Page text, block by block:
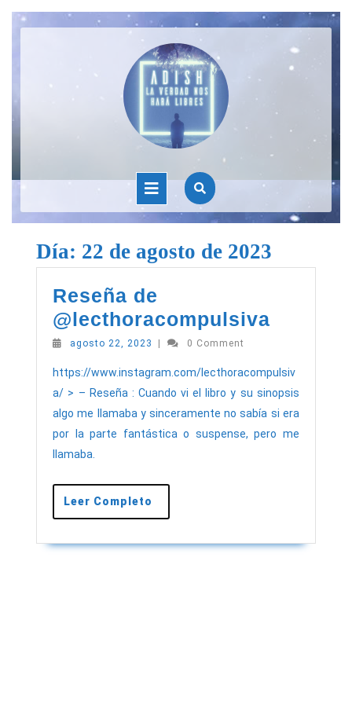
Skip
Open
Button
Día: 22 de agosto de 2023
Reseña de
@lecthoracompulsiva
agosto 22, 2023 agosto
2023
0 Comment
https://www.instagram.com/lecthoracompulsiv
a/ > – Reseña : Cuando vi el libro y su sinopsis
algo me llamaba y sinceramente no sabía si era
por la parte fantástica o suspense, pero me
llamaba.
Leer Completo
Completo